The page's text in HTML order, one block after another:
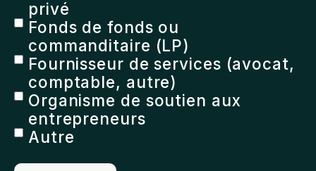
privé
Fonds de fonds ou
commanditaire (LP)
Fournisseur de services (avocat,
comptable, autre)
Organisme de soutien aux
entrepreneurs
Autre